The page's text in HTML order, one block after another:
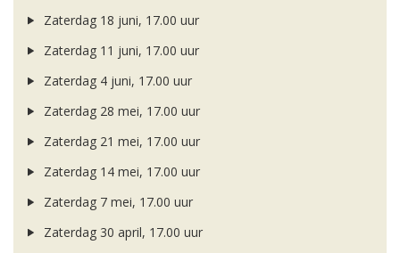
Zaterdag 18 juni, 17.00 uur
Zaterdag 11 juni, 17.00 uur
Zaterdag 4 juni, 17.00 uur
Zaterdag 28 mei, 17.00 uur
Zaterdag 21 mei, 17.00 uur
Zaterdag 14 mei, 17.00 uur
Zaterdag 7 mei, 17.00 uur
Zaterdag 30 april, 17.00 uur